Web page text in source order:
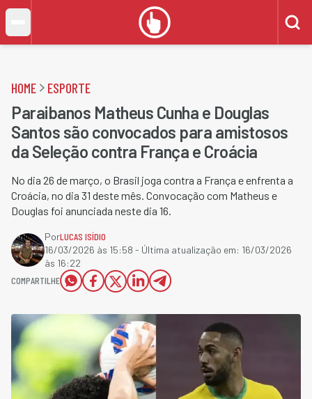
HOME ESPORTE
Paraibanos Matheus Cunha e Douglas
Santos são convocados para amistosos
da Seleção contra França e Croácia
No dia 26 de março, o Brasil joga contra a França e enfrenta a
Croácia, no dia 31 deste mês. Convocação com Matheus e
Douglas foi anunciada neste dia 16.
PorLUCAS ISÍDIO
16/03/2026 às 15:58 - Última atualização em: 16/03/2026
às 16:22
COMPARTILHE